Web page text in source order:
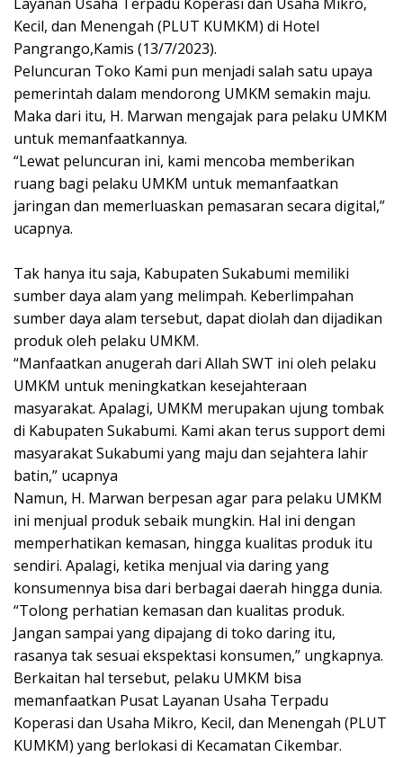
Kecil, dan Menengah (PLUT KUMKM) di Hotel
Pangrango,Kamis (13/7/2023).
Peluncuran Toko Kami pun menjadi salah satu upaya
pemerintah dalam mendorong UMKM semakin maju.
Maka dari itu, H. Marwan mengajak para pelaku UMKM
untuk memanfaatkannya.
“Lewat peluncuran ini, kami mencoba memberikan
ruang bagi pelaku UMKM untuk memanfaatkan
jaringan dan memerluaskan pemasaran secara digital,”
ucapnya.
Tak hanya itu saja, Kabupaten Sukabumi memiliki
sumber daya alam yang melimpah. Keberlimpahan
sumber daya alam tersebut, dapat diolah dan dijadikan
produk oleh pelaku UMKM.
“Manfaatkan anugerah dari Allah SWT ini oleh pelaku
UMKM untuk meningkatkan kesejahteraan
masyarakat. Apalagi, UMKM merupakan ujung tombak
di Kabupaten Sukabumi. Kami akan terus support demi
masyarakat Sukabumi yang maju dan sejahtera lahir
batin,” ucapnya
Namun, H. Marwan berpesan agar para pelaku UMKM
ini menjual produk sebaik mungkin. Hal ini dengan
memperhatikan kemasan, hingga kualitas produk itu
sendiri. Apalagi, ketika menjual via daring yang
konsumennya bisa dari berbagai daerah hingga dunia.
“Tolong perhatian kemasan dan kualitas produk.
Jangan sampai yang dipajang di toko daring itu,
rasanya tak sesuai ekspektasi konsumen,” ungkapnya.
Berkaitan hal tersebut, pelaku UMKM bisa
memanfaatkan Pusat Layanan Usaha Terpadu
Koperasi dan Usaha Mikro, Kecil, dan Menengah (PLUT
KUMKM) yang berlokasi di Kecamatan Cikembar.